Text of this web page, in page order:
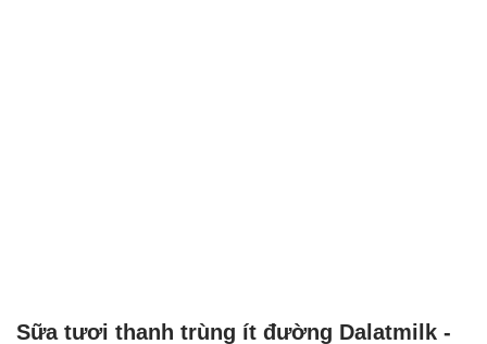
Sữa tươi thanh trùng ít đường Dalatmilk -